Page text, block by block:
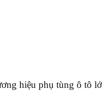
hiệu phụ tùng ô tô